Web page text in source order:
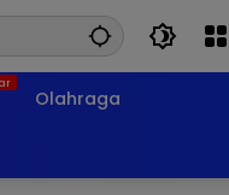
Olahraga